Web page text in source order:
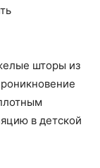
шторы из
в детской